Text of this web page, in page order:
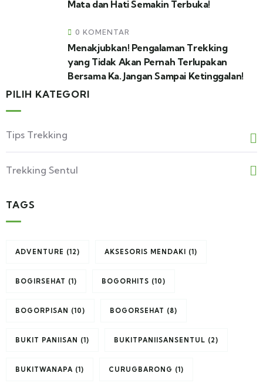
Mata dan Hati Semakin Terbuka!
0 KOMENTAR
Menakjubkan! Pengalaman Trekking
yang Tidak Akan Pernah Terlupakan
Bersama Ka. Jangan Sampai Ketinggalan!
PILIH KATEGORI
Tips Trekking
Trekking Sentul
TAGS
ADVENTURE (12) AKSESORIS MENDAKI (1)
BOGIRSEHAT (1) BOGORHITS (10)
BOGORPISAN (10) BOGORSEHAT (8)
BUKIT PANIISAN (1) BUKITPANIISANSENTUL (2)
BUKITWANAPA (1) CURUGBARONG (1)